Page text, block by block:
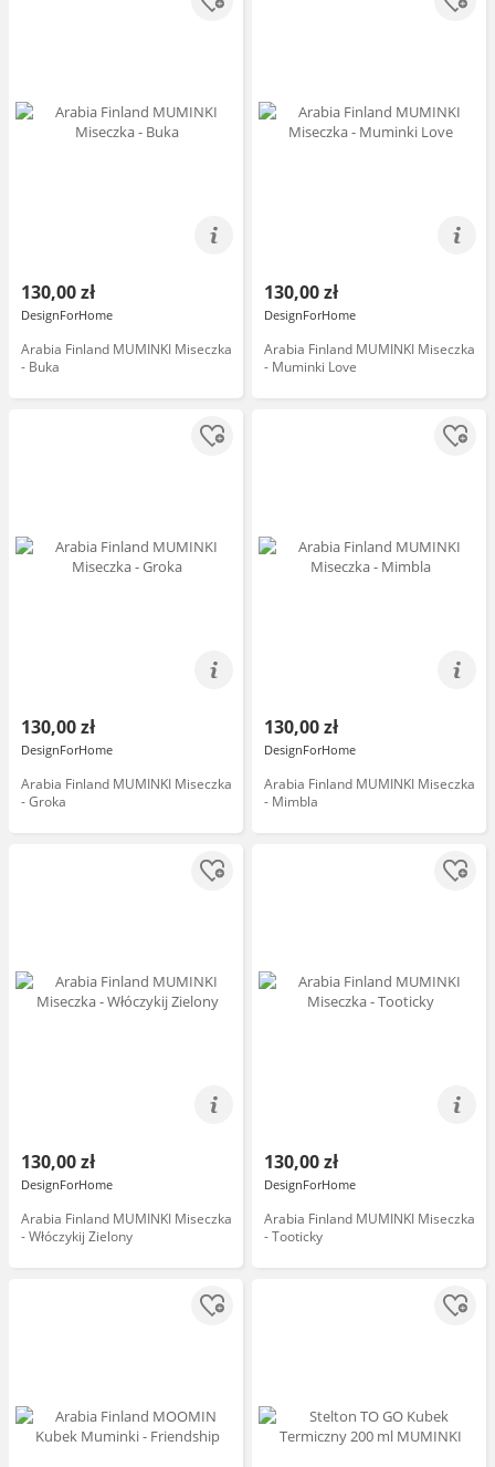
130,00 zł
DesignForHome
Arabia Finland MUMINKI Miseczka
- Buka
130,00 zł
DesignForHome
Arabia Finland MUMINKI Miseczka
- Muminki Love
130,00 zł
DesignForHome
Arabia Finland MUMINKI Miseczka
- Groka
130,00 zł
DesignForHome
Arabia Finland MUMINKI Miseczka
- Mimbla
130,00 zł
DesignForHome
Arabia Finland MUMINKI Miseczka
- Włóczykij Zielony
130,00 zł
DesignForHome
Arabia Finland MUMINKI Miseczka
- Tooticky